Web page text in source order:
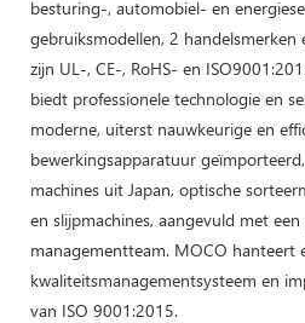
besturing-, automobiel- en
gebruiksmodellen, 2
zijn UL-, CE-, RoHS- en
biedt professionele technologie en
moderne, uiterst nauwkeurige en
bewerkingsapparatuur
machines uit Japan, optische
en slijpmachines, aangevuld met
managementteam. MOCO hanteert
kwaliteitsmanagementsysteem en
van ISO 9001:2015.